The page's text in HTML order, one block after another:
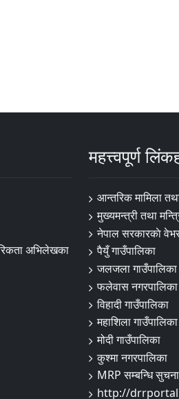
अभिलेखका
महत्त्वपूर्ण
आन्तरिक मामिला
मुख्यमन्त्री तथा
नेपाल सरकारकाे
पैयुँ गाउँपालिका
जलजला गाउँपालिका
फलेवास नगरपालिका
विहादी गाउँपालिका
महाशिला गाउँपालिका
मोदी गाउँपालिका
कुश्मा नगरपालिका
MRP सम्बन्धि सुचना
http://